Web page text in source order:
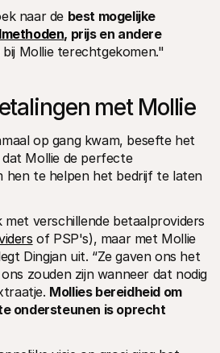
naar de best mogelijke
, prijs en andere
bij Mollie terechtgekomen."
met Mollie
op gang kwam, besefte het
Mollie de perfecte
hen te helpen het bedrijf te laten
met verschillende betaalproviders
of PSP's), maar met Mollie
Dingjan uit. “Ze gaven ons het
zouden zijn wanneer dat nodig
Mollies bereidheid om
ondersteunen is oprecht